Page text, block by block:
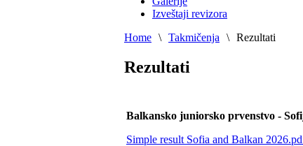
Izveštaji revizora
Home \ Takmičenja \ Rezultati
Rezultati
Balkansko juniorsko prvenstvo -
Simple result Sofia and Balkan